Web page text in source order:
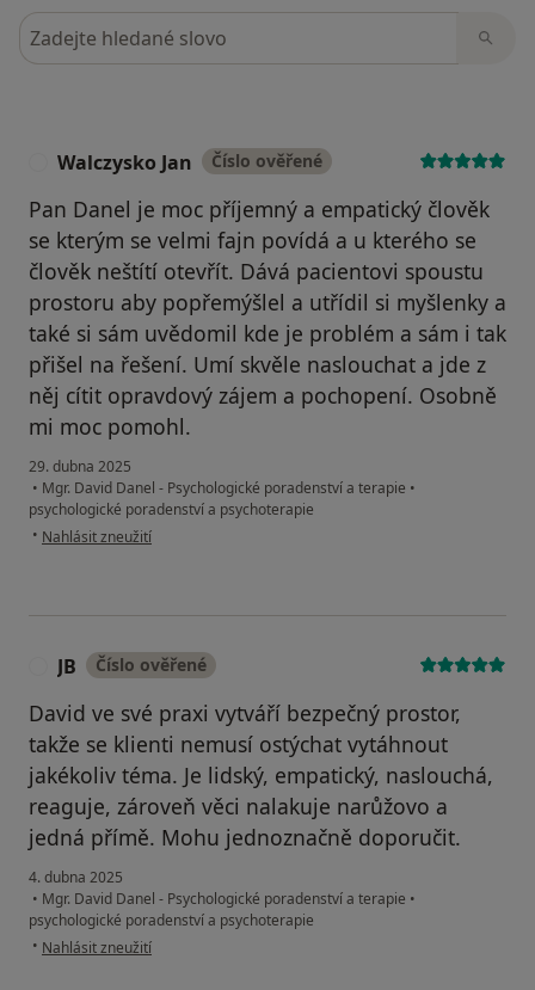
Hledejte v názorech
Walczysko Jan Číslo ověřené
Pan Danel je moc příjemný a empatický člověk
se kterým se velmi fajn povídá a u kterého se
člověk neštítí otevřít. Dává pacientovi spoustu
prostoru aby popřemýšlel a utřídil si myšlenky a
také si sám uvědomil kde je problém a sám i tak
přišel na řešení. Umí skvěle naslouchat a jde z
něj cítit opravdový zájem a pochopení. Osobně
mi moc pomohl.
29. dubna 2025
• Mgr. David Danel - Psychologické poradenství a terapie •
psychologické poradenství a psychoterapie
• podle názoru uživatele Walczysko Jan
Nahlásit zneužití
JB Číslo ověřené
David ve své praxi vytváří bezpečný prostor,
takže se klienti nemusí ostýchat vytáhnout
jakékoliv téma. Je lidský, empatický, naslouchá,
reaguje, zároveň věci nalakuje narůžovo a
jedná přímě. Mohu jednoznačně doporučit.
4. dubna 2025
• Mgr. David Danel - Psychologické poradenství a terapie •
psychologické poradenství a psychoterapie
• podle názoru uživatele JB
Nahlásit zneužití